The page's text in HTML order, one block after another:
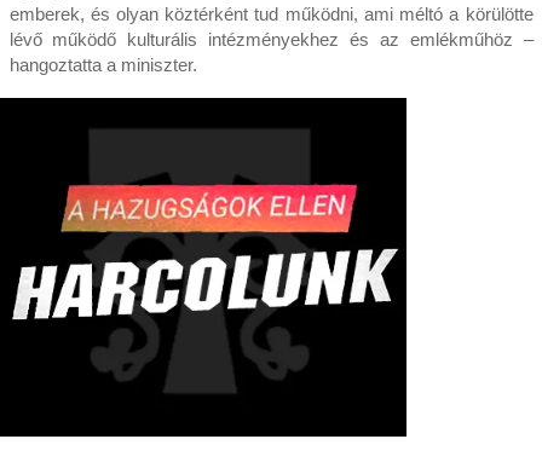
emberek, és olyan köztérként tud működni, ami méltó a körülötte
lévő működő kulturális intézményekhez és az emlékműhöz –
hangoztatta a miniszter.